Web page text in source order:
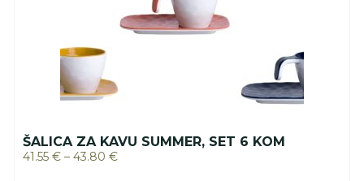
ŠALICA ZA KAVU SUMMER, SET 6 KOM
41.55 € – 43.80 €